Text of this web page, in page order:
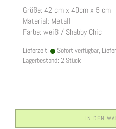
Größe: 42 cm x 40cm x 5 cm
Material: Metall
Farbe: weiß / Shabby Chic
Lieferzeit:
Sofort verfügbar,
Lagerbestand: 2 Stück
IN DEN